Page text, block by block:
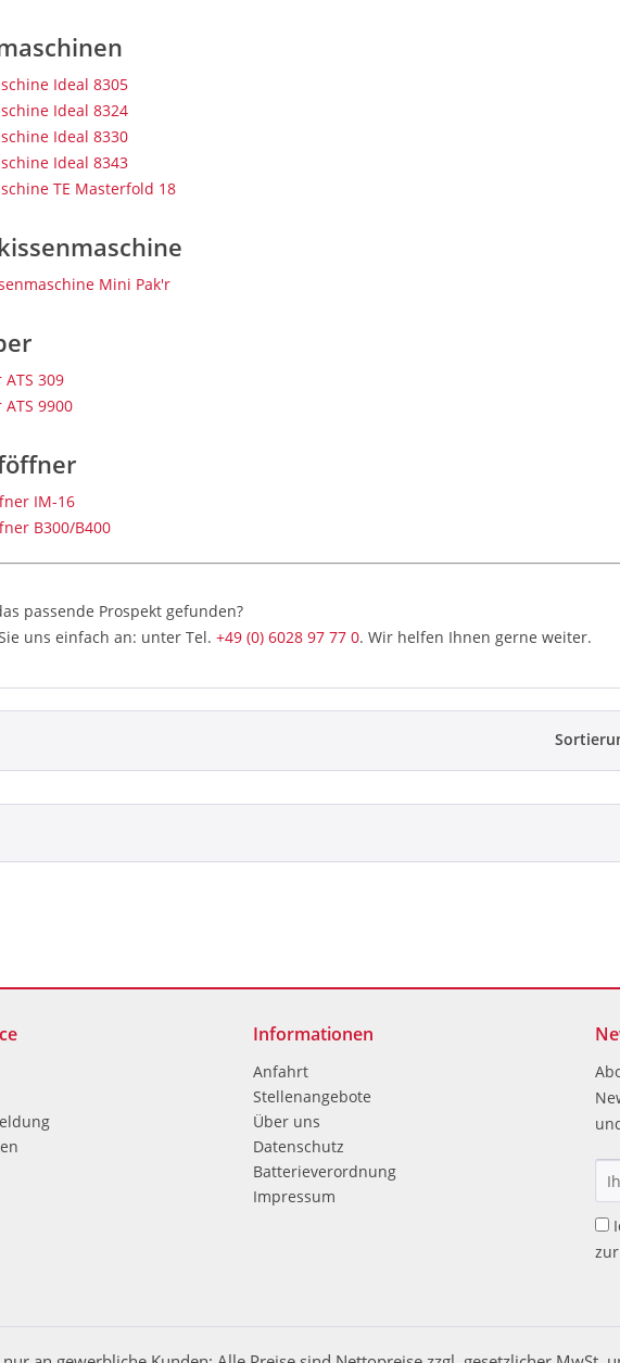
Ideal 8305
Ideal 8324
Ideal 8330
Ideal 8343
TE Masterfold 18
Mini Pak'r
309
9900
IM-16
B300/B400
passende Prospekt gefunden?
uns einfach an: unter Tel. +49 (0) 6028 97 77 0. Wir helfen Ihnen gerne weiter.
Informationen
Anfahrt
Stellenangebote
Über uns
Datenschutz
Batterieverordnung
Impressum